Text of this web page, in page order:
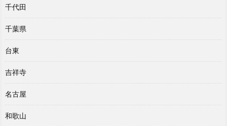
千代田
千葉県
台東
吉祥寺
名古屋
和歌山